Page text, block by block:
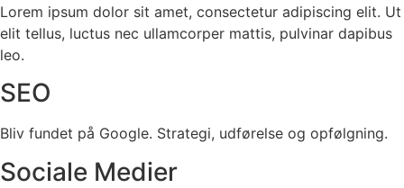
Lorem ipsum dolor sit amet, consectetur adipiscing elit. Ut
elit tellus, luctus nec ullamcorper mattis, pulvinar dapibus
leo.
SEO
Bliv fundet på Google. Strategi, udførelse og opfølgning.
Sociale Medier